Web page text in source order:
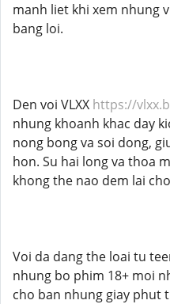
manh liet khi xem nhung
bang loi.
Den voi VLXX https://
nhung khoanh khac day
nong bong va soi dong,
hon. Su hai long va thoa
khong the nao dem lai
Voi da dang the loai tu
nhung bo phim 18+ moi
cho ban nhung giay phut